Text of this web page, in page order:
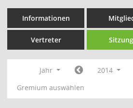
Informationen
Vertreter
Jahr
2014
Gremium auswählen